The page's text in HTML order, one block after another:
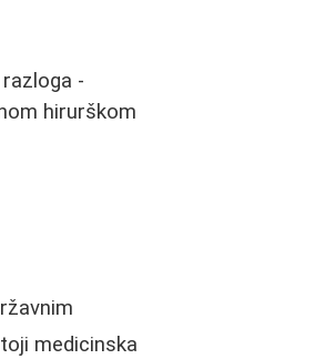
-
hirurškom
medicinska